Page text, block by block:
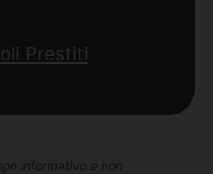
Prestiti
informativo e non